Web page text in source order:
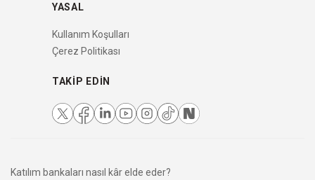
YASAL
Kullanım Koşulları
Çerez Politikası
TAKIP EDIN
Katılım bankaları nasıl kâr elde eder?